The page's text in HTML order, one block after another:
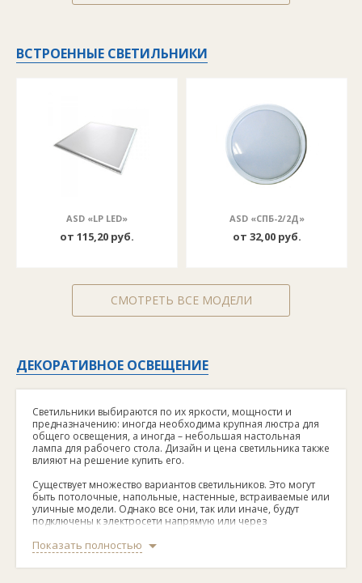
ВСТРОЕННЫЕ СВЕТИЛЬНИКИ
ASD «LP LED»
от 115,20 руб.
ASD «СПБ-2/2Д»
от 32,00 руб.
СМОТРЕТЬ ВСЕ МОДЕЛИ
ДЕКОРАТИВНОЕ ОСВЕЩЕНИЕ
Светильники выбираются по их яркости, мощности и
предназначению: иногда необходима крупная люстра для
общего освещения, а иногда – небольшая настольная
лампа для рабочего стола. Дизайн и цена светильника также
влияют на решение купить его.
Существует множество вариантов светильников. Это могут
быть потолочные, напольные, настенные, встраиваемые или
уличные модели. Однако все они, так или иначе, будут
подключены к электросети напрямую или через
Показать полностью